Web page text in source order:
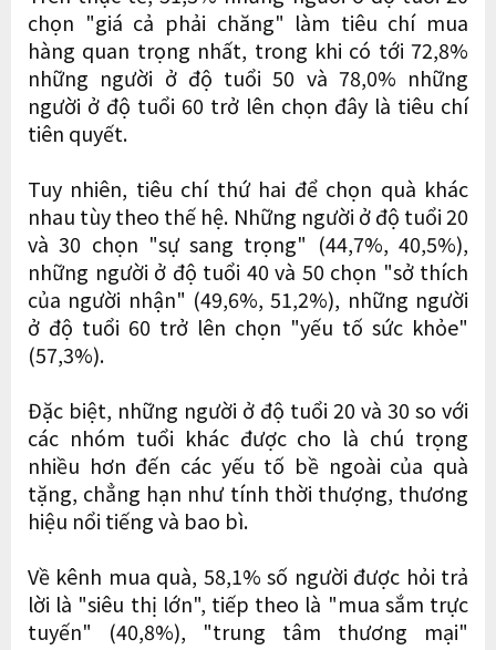
chọn "giá cả phải chăng" làm tiêu chí mua
hàng quan trọng nhất, trong khi có tới 72,8%
những người ở độ tuổi 50 và 78,0% những
người ở độ tuổi 60 trở lên chọn đây là tiêu chí
tiên quyết.
Tuy nhiên, tiêu chí thứ hai để chọn quà khác
nhau tùy theo thế hệ. Những người ở độ tuổi 20
và 30 chọn "sự sang trọng" (44,7%, 40,5%),
những người ở độ tuổi 40 và 50 chọn "sở thích
của người nhận" (49,6%, 51,2%), những người
ở độ tuổi 60 trở lên chọn "yếu tố sức khỏe"
(57,3%).
Đặc biệt, những người ở độ tuổi 20 và 30 so với
các nhóm tuổi khác được cho là chú trọng
nhiều hơn đến các yếu tố bề ngoài của quà
tặng, chẳng hạn như tính thời thượng, thương
hiệu nổi tiếng và bao bì.
Về kênh mua quà, 58,1% số người được hỏi trả
lời là "siêu thị lớn", tiếp theo là "mua sắm trực
tuyến" (40,8%), "trung tâm thương mại"